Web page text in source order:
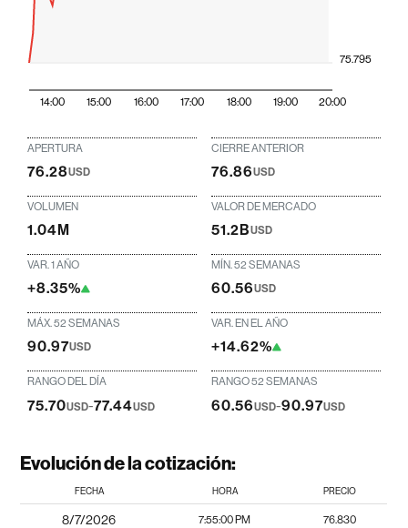
14:00 15:00 16:00 17:00 18:00 19:00 20:00
75.795
APERTURA
76.28USD
CIERRE ANTERIOR
76.86USD
VOLUMEN
1.04M
VALOR DE MERCADO
51.2BUSD
VAR. 1 AÑO
+8.35%
MÍN. 52 SEMANAS
60.56USD
MÁX. 52 SEMANAS
90.97USD
VAR. EN EL AÑO
+14.62%
RANGO DEL DÍA
75.70USD-77.44USD
RANGO 52 SEMANAS
60.56USD-90.97USD
Evolución de la cotización:
FECHA HORA PRECIO
8/7/2026 7:55:00 PM 76.830